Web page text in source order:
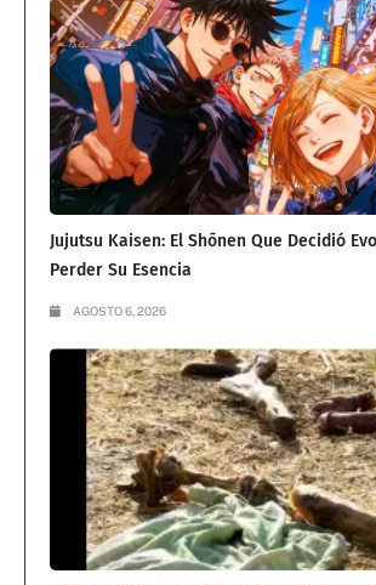
Jujutsu Kaisen: El Shōnen Que Decidió
Perder Su Esencia
AGOSTO 6, 2026